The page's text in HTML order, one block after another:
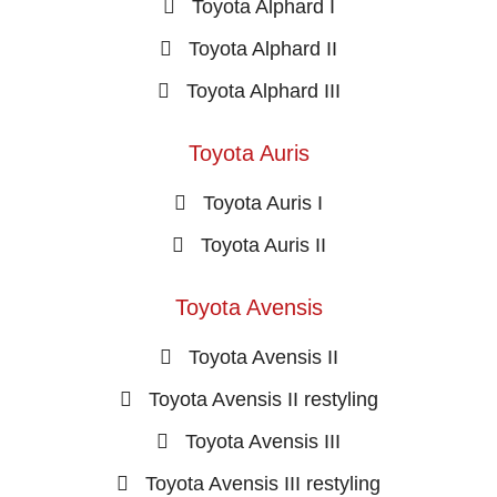
Toyota Alphard I
Toyota Alphard II
Toyota Alphard III
Toyota Auris
Toyota Auris I
Toyota Auris II
Toyota Avensis
Toyota Avensis II
Toyota Avensis II restyling
Toyota Avensis III
Toyota Avensis III restyling